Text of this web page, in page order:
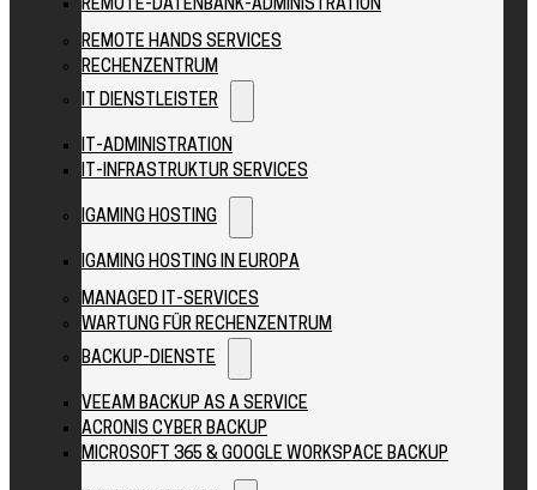
REMOTE-DATENBANK-ADMINISTRATION
REMOTE HANDS SERVICES
RECHENZENTRUM
IT DIENSTLEISTER
IT-ADMINISTRATION
IT-INFRASTRUKTUR SERVICES
IGAMING HOSTING
IGAMING HOSTING IN EUROPA
MANAGED IT-SERVICES
WARTUNG FÜR RECHENZENTRUM
BACKUP-DIENSTE
VEEAM BACKUP AS A SERVICE
ACRONIS CYBER BACKUP
MICROSOFT 365 & GOOGLE WORKSPACE BACKUP